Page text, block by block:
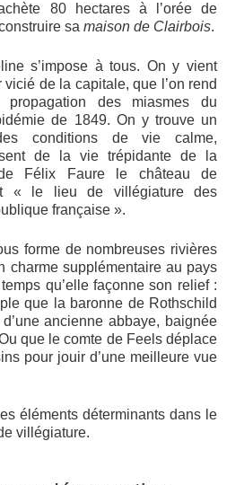
80 hectares à l’orée de
sa maison de Clairbois.
s’impose à tous. On y vient
vicié de la capitale, que l’on rend
des miasmes du
de 1849. On y trouve un
conditions de vie calme,
de la vie trépidante de la
Félix Faure le château de
« le lieu de villégiature des
française ».
forme de nombreuses rivières
charme supplémentaire au pays
qu’elle façonne son relief :
que la baronne de Rothschild
ancienne abbaye, baignée
que le comte de Feels déplace
pour jouir d’une meilleure vue
éléments déterminants dans le
villégiature.